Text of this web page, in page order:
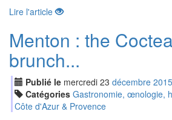
Lire l'article
Menton : the
brunch...
Publié le mercredi 23 décembre 2015
Catégories Gastronomie, œnologie,
Côte d'Azur & Provence